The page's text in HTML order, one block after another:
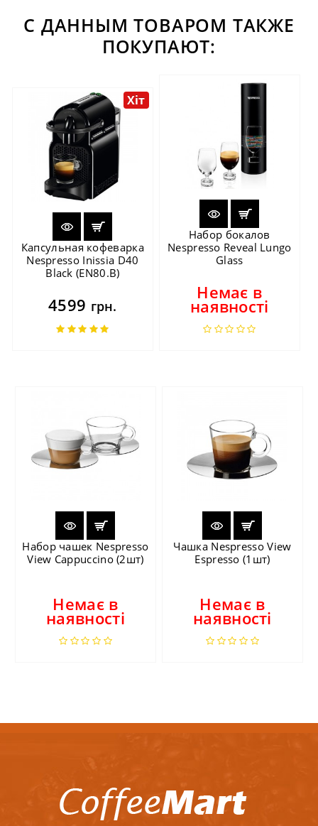
С ДАННЫМ ТОВАРОМ ТАКЖЕ
ПОКУПАЮТ:
Хіт
Капсульная кофеварка
Nespresso Inissia D40
Black (EN80.B)
4599 грн.
Набор бокалов
Nespresso Reveal Lungo
Glass
Немає в
наявності
Набор чашек Nespresso
View Cappuccino (2шт)
Немає в
наявності
Чашка Nespresso View
Espresso (1шт)
Немає в
наявності